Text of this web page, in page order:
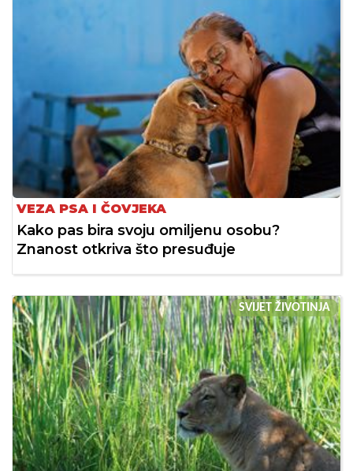
VEZA PSA I ČOVJEKA
Kako pas bira svoju omiljenu osobu?
Znanost otkriva što presuđuje
SVIJET ŽIVOTINJA